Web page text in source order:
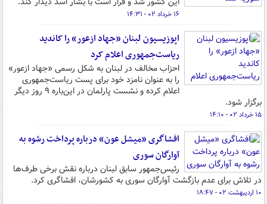
۱۶ خرداد ۰۲ - ۱۴:۳۱
اپوزیسیون لبنان «جهاد ازعور» را کاندید
ریاست‌جمهوری اعلام کرد
احزاب مخالف در لبنان به شکل رسمی «جهاد ازعور»
را به عنوان نامزد خود برای پست ریاست‌جمهوری
اعلام کرده و نشست پارلمان در این‌باره ۹ روز دیگر
برگزار شود.
۱۵ خرداد ۰۲ - ۱۴:۱۰
افشاگری «میشل عون» درباره پرداخت رشوه به
آوارگان سوری
رئیس‌جمهور سابق لبنان درباره نقش برخی طرف‌ها
در تلاش برای عدم بازگشت آوارگان سوری به کشورشان، افشاگری کرد.
۱۰ اردیبهشت ۰۲ - ۱۸:۴۷